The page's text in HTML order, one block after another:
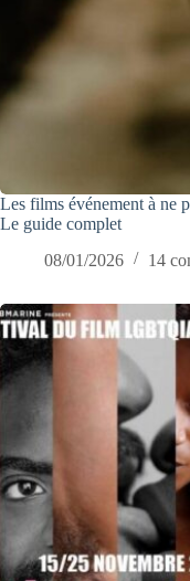
Les films événement à ne
Le guide complet
08/01/2026
14